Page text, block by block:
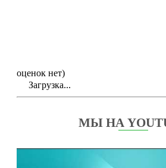
оценок нет)
Загрузка...
МЫ НА